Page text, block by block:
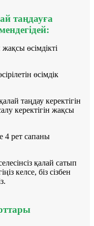
таңдауға
өсімдікті
өсімдік
таңдау керектігін
керектігін жақсы
4 рет сапаны
қалай сатып
келсе, біз сізбен